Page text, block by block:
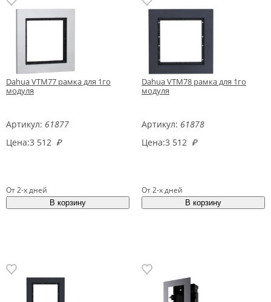
Dahua VTM77 рамка для 1го
модуля
Артикул: 61877
Цена:3 512 ₽
От 2-х дней
Dahua VTM78 рамка для 1го
модуля
Артикул: 61878
Цена:3 512 ₽
От 2-х дней